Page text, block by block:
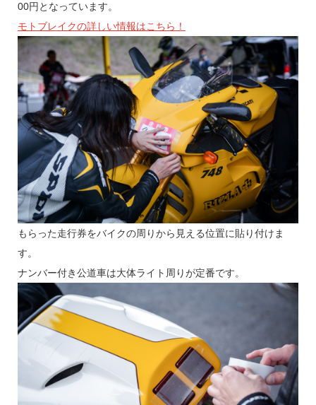
00円となっています。
モトブレイクの詳しい情報はこちら！
もらった走行券をバイクの周りから見える位置に貼り付けま
す。
ナンバー付き公道車は大体ライト周りが定番です。